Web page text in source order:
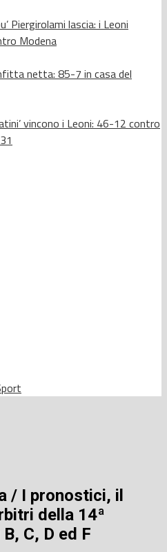
Piergirolami lascia: i Leoni
Modena
netta: 85-7 in casa del
vincono i Leoni: 46-12 contro
/ I pronostici, il
della 14ª
C, D ed F